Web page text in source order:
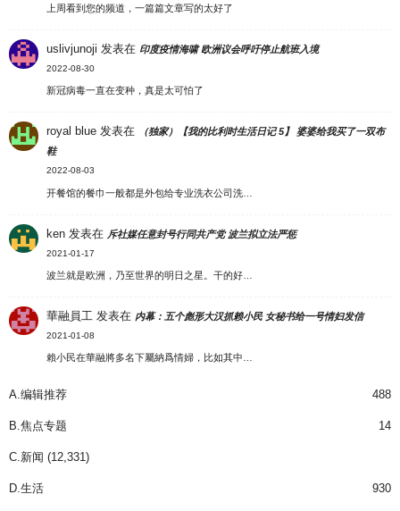
上周看到您的频道，一篇篇文章写的太好了
uslivjunoji 发表在 印度疫情海啸 欧洲议会呼吁停止航班入境
2022-08-30
新冠病毒一直在变种，真是太可怕了
royal blue 发表在
（独家）【我的比利时生活日记 5】 婆婆给我买了一双布
鞋
2022-08-03
开餐馆的餐巾一般都是外包给专业洗衣公司洗…
ken 发表在 斥社媒任意封号行同共产党 波兰拟立法严惩
2021-01-17
波兰就是欧洲，乃至世界的明日之星。干的好…
華融員工 发表在 内幕：五个彪形大汉抓赖小民 女秘书给一号情妇发信
2021-01-08
賴小民在華融將多名下屬納爲情婦，比如其中…
A.编辑推荐 488
B.焦点专题 14
C.新闻 (12,331)
D.生活 930